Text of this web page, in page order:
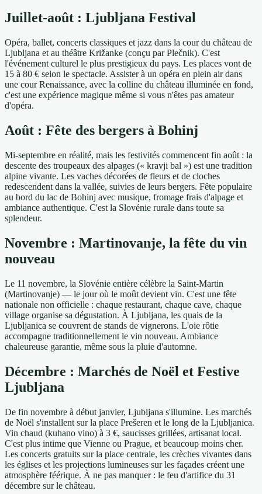
Juillet-août : Ljubljana Festival
Opéra, ballet, concerts classiques et jazz dans la cour du château de
Ljubljana et au théâtre Križanke (conçu par Plečnik). C'est
l'événement culturel le plus prestigieux du pays. Les places vont de
15 à 80 € selon le spectacle. Assister à un opéra en plein air dans
une cour Renaissance, avec la colline du château illuminée en fond,
c'est une expérience magique même si vous n'êtes pas amateur
d'opéra.
Août : Fête des bergers à Bohinj
Mi-septembre en réalité, mais les festivités commencent fin août : la
descente des troupeaux des alpages (« kravji bal ») est une tradition
alpine vivante. Les vaches décorées de fleurs et de cloches
redescendent dans la vallée, suivies de leurs bergers. Fête populaire
au bord du lac de Bohinj avec musique, fromage frais d'alpage et
ambiance authentique. C'est la Slovénie rurale dans toute sa
splendeur.
Novembre : Martinovanje, la fête du vin
nouveau
Le 11 novembre, la Slovénie entière célèbre la Saint-Martin
(Martinovanje) — le jour où le moût devient vin. C'est une fête
nationale non officielle : chaque restaurant, chaque cave, chaque
village organise sa dégustation. À Ljubljana, les quais de la
Ljubljanica se couvrent de stands de vignerons. L'oie rôtie
accompagne traditionnellement le vin nouveau. Ambiance
chaleureuse garantie, même sous la pluie d'automne.
Décembre : Marchés de Noël et Festive
Ljubljana
De fin novembre à début janvier, Ljubljana s'illumine. Les marchés
de Noël s'installent sur la place Prešeren et le long de la Ljubljanica.
Vin chaud (kuhano vino) à 3 €, saucisses grillées, artisanat local.
C'est plus intime que Vienne ou Prague, et beaucoup moins cher.
Les concerts gratuits sur la place centrale, les crèches vivantes dans
les églises et les projections lumineuses sur les façades créent une
atmosphère féérique. À ne pas manquer : le feu d'artifice du 31
décembre sur le château.